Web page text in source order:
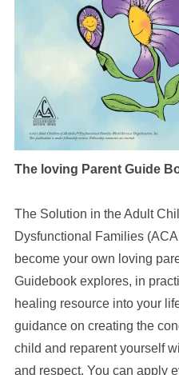
The loving Parent Guide
The Solution in the Adult
Dysfunctional Families
become your own loving
Guidebook explores, in
healing resource into your
guidance on creating the
child and reparent yourself
and respect. You can apply